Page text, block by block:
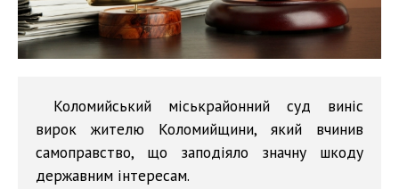
Коломийський міськрайонний суд виніс
вирок жителю Коломийщини, який вчинив
самоправство, що заподіяло значну шкоду
державним інтересам.